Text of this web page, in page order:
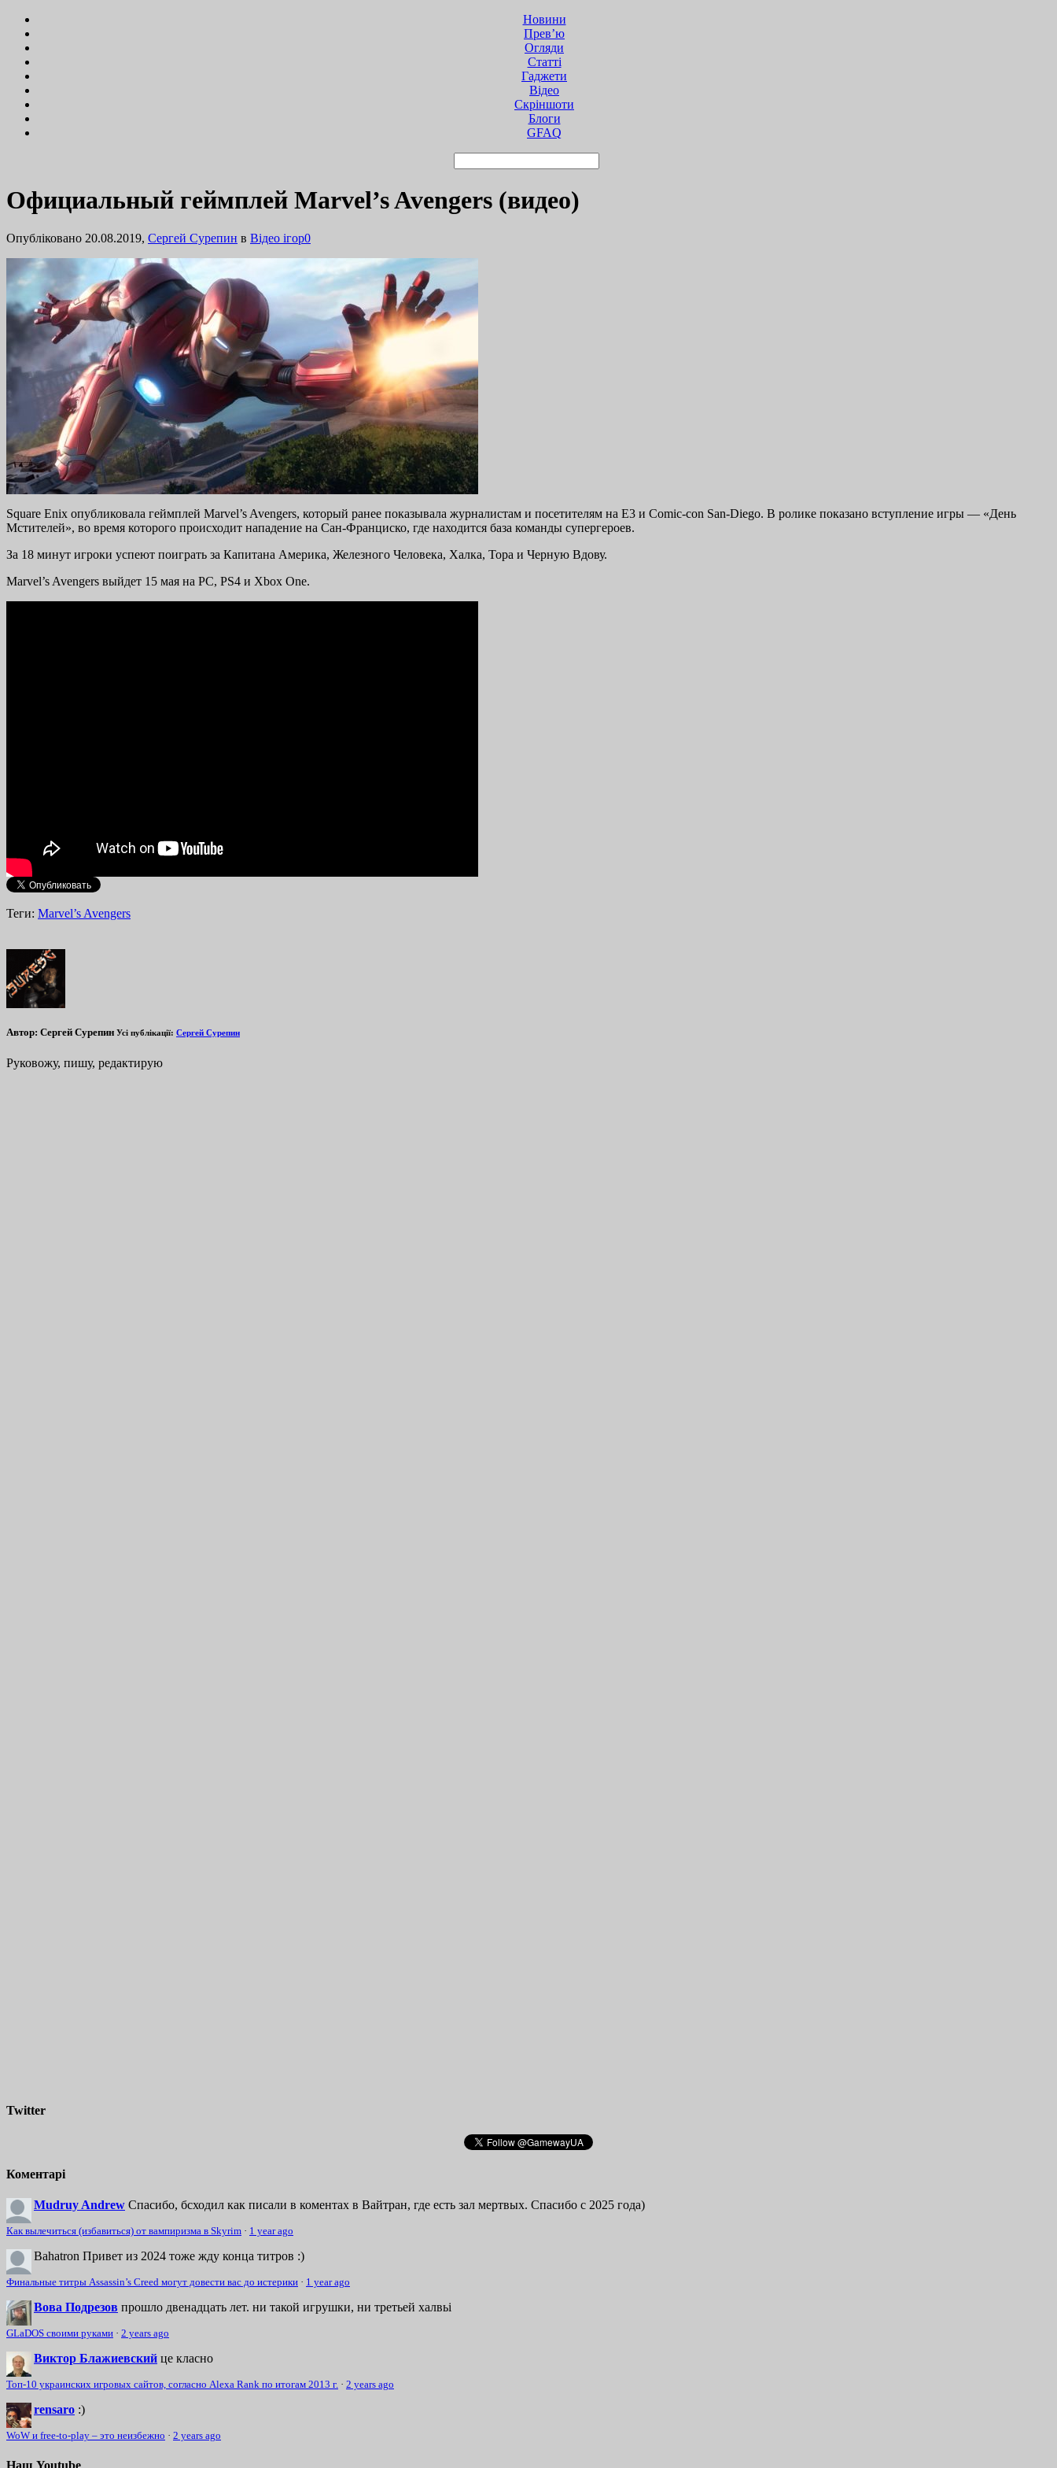
Новини
Прев’ю
Огляди
Статті
Гаджети
Відео
Cкріншоти
Блоги
GFAQ
Официальный геймплей Marvel’s Avengers (видео)
Опубліковано 20.08.2019, Сергей Сурепин в Відео ігор0
Square Enix опубликовала геймплей Marvel’s Avengers, который ранее показывала журналистам и посетителям на E3 и Comic-con San-Diego. В ролике показано вступление игры — «День
Мстителей», во время которого происходит нападение на Сан-Франциско, где находится база команды супергероев.
За 18 минут игроки успеют поиграть за Капитана Америка, Железного Человека, Халка, Тора и Черную Вдову.
Marvel’s Avengers выйдет 15 мая на PC, PS4 и Xbox One.
Теги: Marvel’s Avengers
Автор: Сергей Сурепин Усі публікації: Сергей Сурепин
Руковожу, пишу, редактирую
Twitter
Коментарі
Mudruy Andrew Спасибо, бсходил как писали в коментах в Вайтран, где есть зал мертвых. Спасибо с 2025 года)
Как вылечиться (избавиться) от вампиризма в Skyrim · 1 year ago
Bahatron Привет из 2024 тоже жду конца титров :)
Финальные титры Assassin’s Creed могут довести вас до истерики · 1 year ago
Вова Подрезов прошло двенадцать лет. ни такой игрушки, ни третьей халвьі
GLaDOS своими руками · 2 years ago
Виктор Блажиевский це класно
Топ-10 украинских игровых сайтов, согласно Alexa Rank по итогам 2013 г. · 2 years ago
rensaro :)
WoW и free-to-play – это неизбежно · 2 years ago